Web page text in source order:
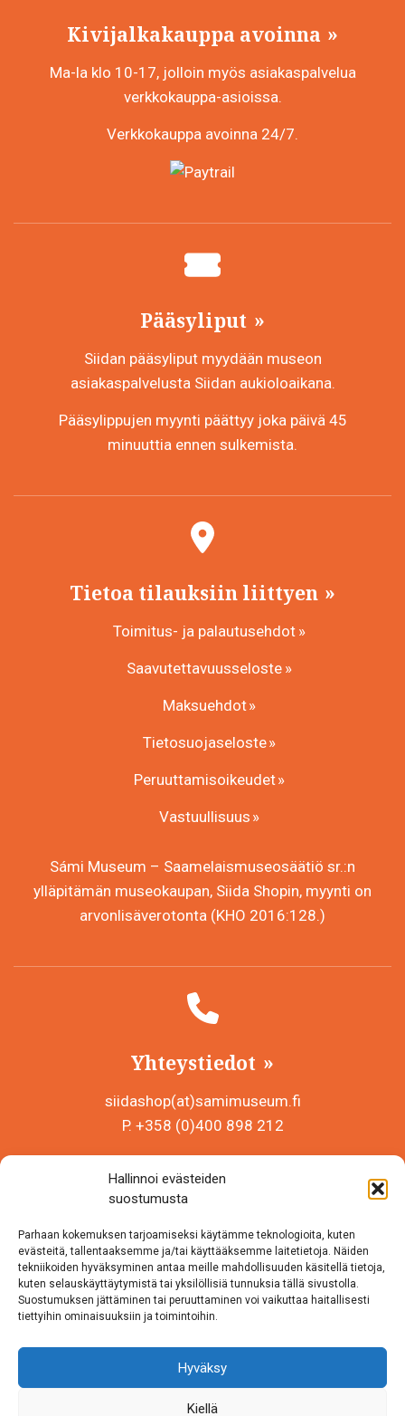
Hallinnoi evästeiden
suostumusta
Parhaan kokemuksen tarjoamiseksi käytämme teknologioita, kuten
evästeitä, tallentaaksemme ja/tai käyttääksemme laitetietoja. Näiden
tekniikoiden hyväksyminen antaa meille mahdollisuuden käsitellä tietoja,
kuten selauskäyttäytymistä tai yksilöllisiä tunnuksia tällä sivustolla.
Suostumuksen jättäminen tai peruuttaminen voi vaikuttaa haitallisesti
tiettyihin ominaisuuksiin ja toimintoihin.
Hyväksy
Kiellä
Kivijalkakauppa avoinna
Ma-la klo 10-17, jolloin myös asiakaspalvelua
verkkokauppa-asioissa.
Verkkokauppa avoinna 24/7.
Pääsyliput
Siidan pääsyliput myydään museon
asiakaspalvelusta Siidan aukioloaikana.
Pääsylippujen myynti päättyy joka päivä 45
minuuttia ennen sulkemista.
Tietoa tilauksiin liittyen
Toimitus- ja palautusehdot
Saavutettavuusseloste
Maksuehdot
Tietosuojaseloste
Peruuttamisoikeudet
Vastuullisuus
Sámi Museum – Saamelaismuseosäätiö sr.:n
ylläpitämän museokaupan, Siida Shopin, myynti on
arvonlisäverotonta (KHO 2016:128.)
Yhteystiedot
siidashop(at)samimuseum.fi
P. +358 (0)400 898 212
Y-tunnus 0625907-2
Inarintie 46
99870 Inari
Löydät meidät myös somesta!
Instagram
Facebook